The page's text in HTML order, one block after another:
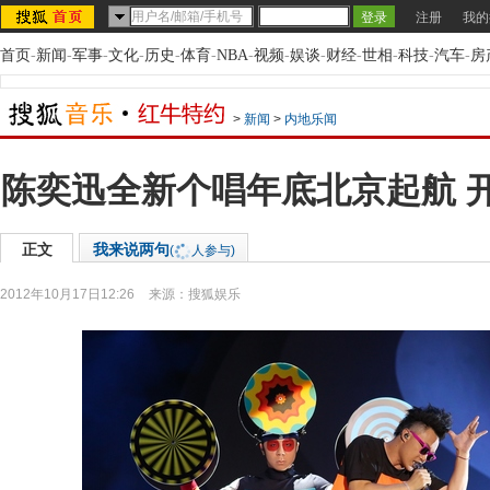
注册 我
首页-新闻-军事-文化-历史-体育-NBA-视频-娱谈-财经-世相-科技-汽车-房
> 新闻 > 内地乐闻
陈奕迅全新个唱年底北京起航
正文 我来说两句( 人参与)
2012年10月17日12:26 来源： 搜狐娱乐